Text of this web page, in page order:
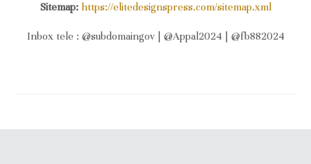
Sitemap: https://elitedesignspress.com/sitemap.xml
Inbox tele : @subdomaingov | @Appal2024 | @fb882024